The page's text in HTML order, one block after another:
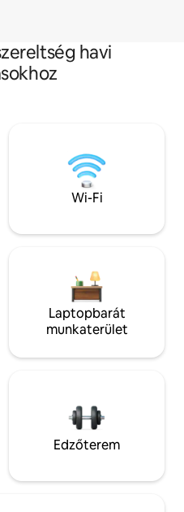
havi
Wi-Fi
Laptopbarát
munkaterület
Edzőterem